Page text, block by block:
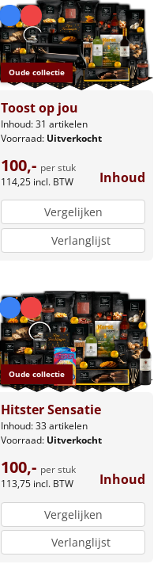
Oude collectie
Toost op jou
Inhoud: 31 artikelen
Voorraad: Uitverkocht
100,- per stuk
114,25 incl. BTW Inhoud
Vergelijken
Verlanglijst
Oude collectie
Hitster Sensatie
Inhoud: 33 artikelen
Voorraad: Uitverkocht
100,- per stuk
113,75 incl. BTW Inhoud
Vergelijken
Verlanglijst